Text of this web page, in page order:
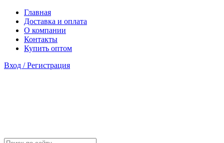
Главная
Доставка и оплата
О компании
Контакты
Купить оптом
Вход / Регистрация